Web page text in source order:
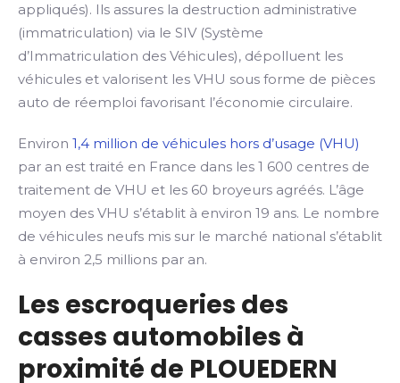
appliqués). Ils assures la destruction administrative
(immatriculation) via le SIV (Système
d’Immatriculation des Véhicules), dépolluent les
véhicules et valorisent les VHU sous forme de pièces
auto de réemploi favorisant l’économie circulaire.
Environ 1,4 million de véhicules hors d’usage (VHU)
par an est traité en France dans les 1 600 centres de
traitement de VHU et les 60 broyeurs agréés. L’âge
moyen des VHU s’établit à environ 19 ans. Le nombre
de véhicules neufs mis sur le marché national s’établit
à environ 2,5 millions par an.
Les escroqueries des
casses automobiles à
proximité de PLOUEDERN